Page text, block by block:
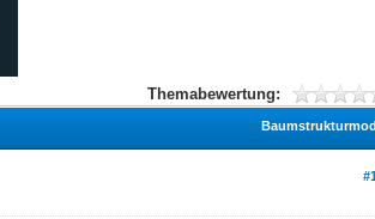
Themabewertung: